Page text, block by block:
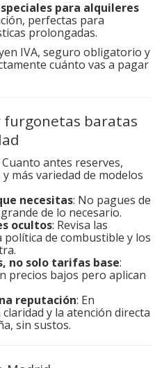
para alquileres
perfectas para
prolongadas.
IVA, seguro obligatorio y
cuánto vas a pagar
furgonetas baratas
Cuanto antes reserves,
más variedad de modelos
necesitas: No pagues de
de lo necesario.
ocultos: Revisa las
de combustible y los
no solo tarifas base:
precios bajos pero aplican
reputación: En
y la atención directa
sin sustos.